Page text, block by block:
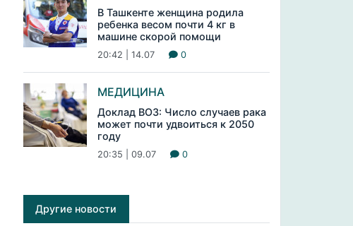
В Ташкенте женщина родила
ребенка весом почти 4 кг в
машине скорой помощи
20:42 | 14.07 0
МЕДИЦИНА
Доклад ВОЗ: Число случаев рака
может почти удвоиться к 2050
году
20:35 | 09.07 0
Другие новости